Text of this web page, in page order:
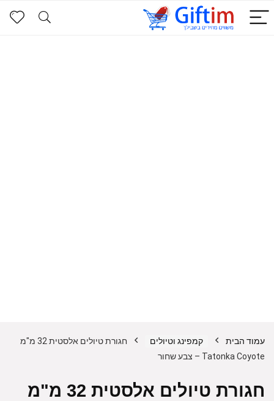
עמוד הבית קמפינג וטיולים
חגורת טיולים אלסטית 32 מ"מ
Tatonka Coyote – צבע שחור
חגורת טיולים אלסטית 32 מ"מ